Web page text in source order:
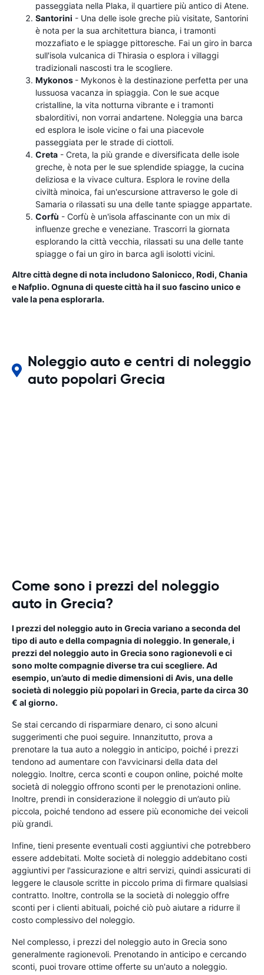
passeggiata nella Plaka, il quartiere più antico di Atene.
Santorini - Una delle isole greche più visitate, Santorini
è nota per la sua architettura bianca, i tramonti
mozzafiato e le spiagge pittoresche. Fai un giro in barca
sull'isola vulcanica di Thirasia o esplora i villaggi
tradizionali nascosti tra le scogliere.
Mykonos - Mykonos è la destinazione perfetta per una
lussuosa vacanza in spiaggia. Con le sue acque
cristalline, la vita notturna vibrante e i tramonti
sbalorditivi, non vorrai andartene. Noleggia una barca
ed esplora le isole vicine o fai una piacevole
passeggiata per le strade di ciottoli.
Creta - Creta, la più grande e diversificata delle isole
greche, è nota per le sue splendide spiagge, la cucina
deliziosa e la vivace cultura. Esplora le rovine della
civiltà minoica, fai un'escursione attraverso le gole di
Samaria o rilassati su una delle tante spiagge appartate.
Corfù - Corfù è un'isola affascinante con un mix di
influenze greche e veneziane. Trascorri la giornata
esplorando la città vecchia, rilassati su una delle tante
spiagge o fai un giro in barca agli isolotti vicini.
Altre città degne di nota includono Salonicco, Rodi, Chania
e Nafplio. Ognuna di queste città ha il suo fascino unico e
vale la pena esplorarla.
Noleggio auto e centri di noleggio
auto popolari Grecia
Come sono i prezzi del noleggio
auto in Grecia?
I prezzi del noleggio auto in Grecia variano a seconda del
tipo di auto e della compagnia di noleggio. In generale, i
prezzi del noleggio auto in Grecia sono ragionevoli e ci
sono molte compagnie diverse tra cui scegliere. Ad
esempio, un’auto di medie dimensioni di Avis, una delle
società di noleggio più popolari in Grecia, parte da circa 30
€ al giorno.
Se stai cercando di risparmiare denaro, ci sono alcuni
suggerimenti che puoi seguire. Innanzitutto, prova a
prenotare la tua auto a noleggio in anticipo, poiché i prezzi
tendono ad aumentare con l'avvicinarsi della data del
noleggio. Inoltre, cerca sconti e coupon online, poiché molte
società di noleggio offrono sconti per le prenotazioni online.
Inoltre, prendi in considerazione il noleggio di un’auto più
piccola, poiché tendono ad essere più economiche dei veicoli
più grandi.
Infine, tieni presente eventuali costi aggiuntivi che potrebbero
essere addebitati. Molte società di noleggio addebitano costi
aggiuntivi per l'assicurazione e altri servizi, quindi assicurati di
leggere le clausole scritte in piccolo prima di firmare qualsiasi
contratto. Inoltre, controlla se la società di noleggio offre
sconti per i clienti abituali, poiché ciò può aiutare a ridurre il
costo complessivo del noleggio.
Nel complesso, i prezzi del noleggio auto in Grecia sono
generalmente ragionevoli. Prenotando in anticipo e cercando
sconti, puoi trovare ottime offerte su un'auto a noleggio.